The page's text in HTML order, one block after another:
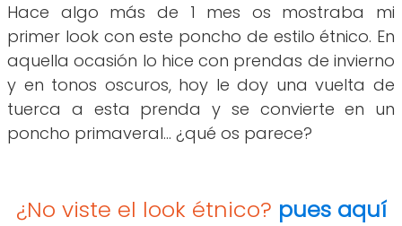
Hace algo más de 1 mes os mostraba mi
primer look con este poncho de estilo étnico. En
aquella ocasión lo hice con prendas de invierno
y en tonos oscuros, hoy le doy una vuelta de
tuerca a esta prenda y se convierte en un
poncho primaveral... ¿qué os parece?
¿No viste el look étnico? pues aquí